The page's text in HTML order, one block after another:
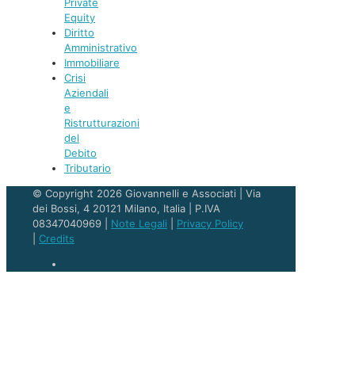
Equity
Diritto
Amministrativo
Immobiliare
Crisi
Aziendali
e
Ristrutturazioni
del
Debito
Tributario
© Copyright 2026 Giovannelli e Associati | Via
dei Bossi, 4 20121 Milano, Italia | P.IVA
08347040969 | Note Legali
Privacy Policy
Credits